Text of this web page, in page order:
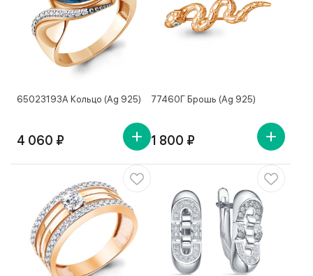
65023193А Кольцо (Ag 925)
4 060 ₽
77460Г Брошь (Ag 925)
1 800 ₽